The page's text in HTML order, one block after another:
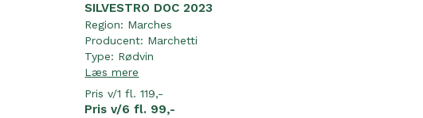
SILVESTRO DOC 2023
Region: Marches
Producent: Marchetti
Type: Rødvin
Læs mere
Pris v/1 fl. 119,-
Pris v/6 fl. 99,-